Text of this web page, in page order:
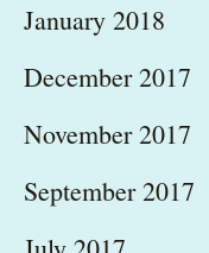
January 2018
December 2017
November 2017
September 2017